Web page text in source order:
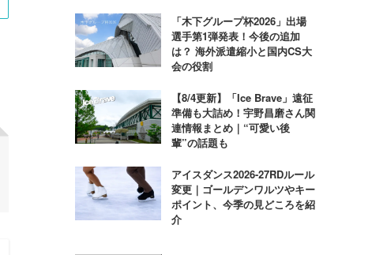
「木下グループ杯2026」出場
選手第1弾発表！今後の追加
は？ 海外派遣縮小と国内CS大
会の役割
【8/4更新】「Ice Brave」遠征
準備も大詰め！宇野昌磨さん関
連情報まとめ｜“可愛い後
輩”の話題も
アイスダンス2026-27RDルール
変更｜ゴールデンワルツやキー
ポイント、今季の見どころを紹
介